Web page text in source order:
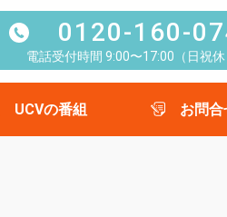
0120-160-
電話受付時間 9:00〜17:00（日祝休
UCVの番組 お問合